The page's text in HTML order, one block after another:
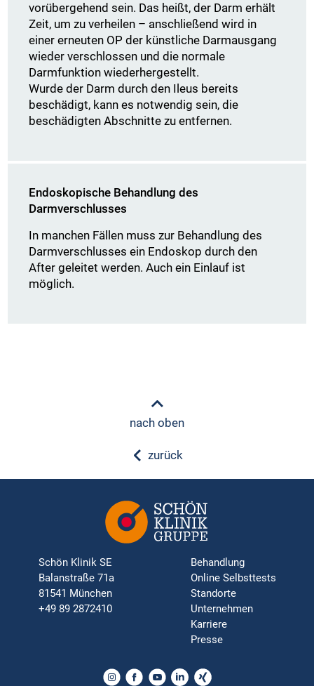
vorübergehend sein. Das heißt, der Darm erhält
Zeit, um zu verheilen – anschließend wird in
einer erneuten OP der künstliche Darmausgang
wieder verschlossen und die normale
Darmfunktion wiederhergestellt.
Wurde der Darm durch den Ileus bereits
beschädigt, kann es notwendig sein, die
beschädigten Abschnitte zu entfernen.
Endoskopische Behandlung des
Darmverschlusses
In manchen Fällen muss zur Behandlung des
Darmverschlusses ein Endoskop durch den
After geleitet werden. Auch ein Einlauf ist
möglich.
zurück
nach oben
Schön Klinik SE
Balanstraße 71a
81541 München
+49 89 2872410
Behandlung
Online Selbsttests
Standorte
Unternehmen
Karriere
Presse